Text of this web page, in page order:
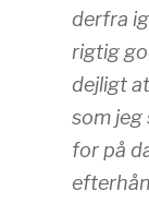
derfra
rigtig
dejligt
som jeg
for på